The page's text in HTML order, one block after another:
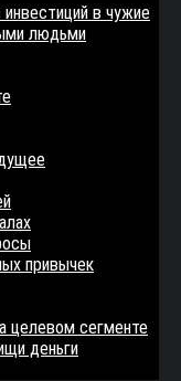
в чужие
людьми
привычек
целевом сегменте
деньги